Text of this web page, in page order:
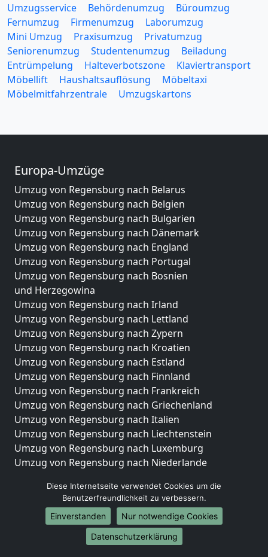
Umzugsservice Behördenumzug
Büroumzug
Fernumzug
Firmenumzug
Laborumzug
Mini Umzug
Praxisumzug
Privatumzug
Seniorenumzug
Studentenumzug
Beiladung
Entrümpelung
Halteverbotszone
Klaviertransport
Möbellift
Haushaltsauflösung
Möbeltaxi
Möbelmitfahrzentrale
Umzugskartons
Europa-Umzüge
Umzug von Regensburg nach Belarus
Umzug von Regensburg nach Belgien
Umzug von Regensburg nach Bulgarien
Umzug von Regensburg nach Dänemark
Umzug von Regensburg nach England
Umzug von Regensburg nach Portugal
Umzug von Regensburg nach Bosnien
und Herzegowina
Umzug von Regensburg nach Irland
Umzug von Regensburg nach Lettland
Umzug von Regensburg nach Zypern
Umzug von Regensburg nach Kroatien
Umzug von Regensburg nach Estland
Umzug von Regensburg nach Finnland
Umzug von Regensburg nach Frankreich
Umzug von Regensburg nach Griechenland
Umzug von Regensburg nach Italien
Umzug von Regensburg nach Liechtenstein
Umzug von Regensburg nach Luxemburg
Umzug von Regensburg nach Niederlande
Umzüge-Deutschlandweit
Umzug von Regensburg nach Berlin
Umzug von Regensburg nach Hamburg
Umzug von Regensburg nach München
Diese Internetseite verwendet Cookies um die
Benutzerfreundlichkeit zu verbessern.
Einverstanden
Nur notwendige Cookies
Datenschutzerklärung